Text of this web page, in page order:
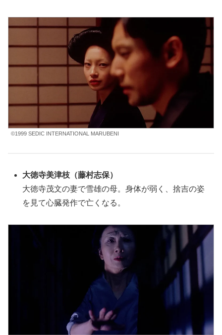
©1999 SEDIC INTERNATIONAL MARUBENI
大徳寺美津枝（藤村志保）
大徳寺茂文の妻で雪雄の母。身体が弱く、捨吉の姿
を見て心臓発作で亡くなる。